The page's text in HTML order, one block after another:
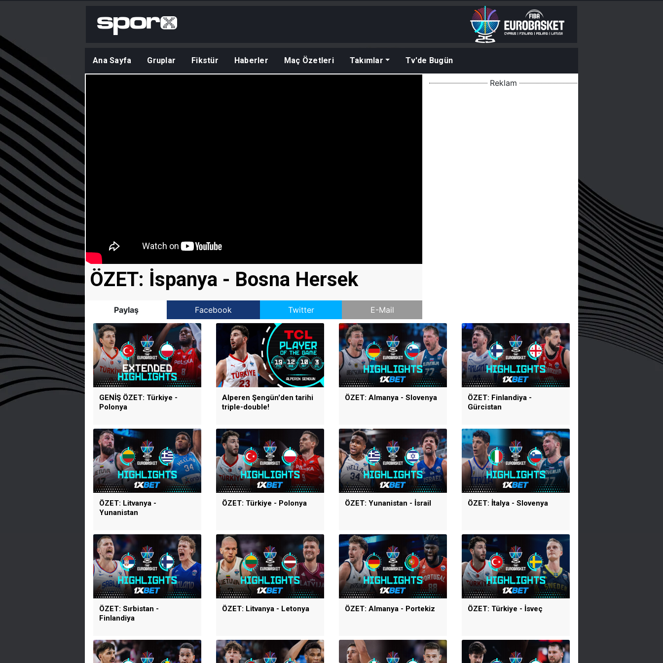
Ana Sayfa Gruplar Fikstür Haberler Maç Özetleri Takımlar Tv'de Bugün
ÖZET: İspanya - Bosna Hersek
Paylaş Facebook Twitter E-Mail
Reklam
GENİŞ ÖZET: Türkiye -
Polonya
Alperen Şengün'den tarihi
triple-double!
ÖZET: Almanya - Slovenya
ÖZET: Finlandiya -
Gürcistan
ÖZET: Litvanya -
Yunanistan
ÖZET: Türkiye - Polonya ÖZET: Yunanistan - İsrail ÖZET: İtalya - Slovenya
ÖZET: Sırbistan -
Finlandiya
ÖZET: Litvanya - Letonya ÖZET: Almanya - Portekiz ÖZET: Türkiye - İsveç